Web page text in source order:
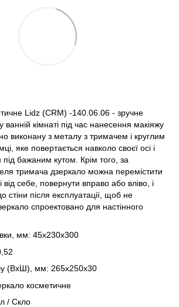
Lidz (CRM) -140.06.06 - зручне
ванній кімнаті під час нанесення макіяжу
виконану з металу з тримачем і круглим
яке повертається навколо своєї осі і
під бажаним кутом. Крім того, за
тримача дзеркало можна перемістити
себе, повернути вправо або вліво, і
стіни після експлуатації, щоб не
спроектовано для настінного
мм: 45х230х300
(ВхШ), мм: 265х250х30
косметичне
/ Скло